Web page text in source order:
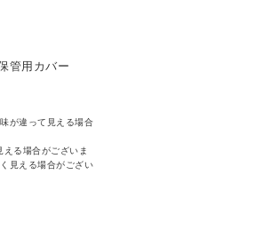
管用カバー
が違って見える場合
る場合がございま
見える場合がござい